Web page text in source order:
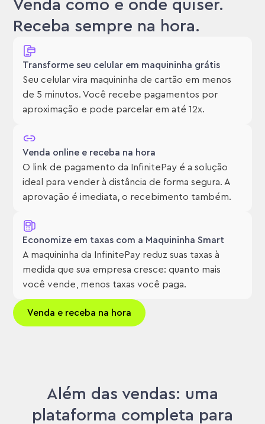
Venda como e onde quiser.
Receba sempre na hora.
Transforme seu celular em maquininha grátis
Seu celular vira maquininha de cartão em menos
de 5 minutos. Você recebe pagamentos por
aproximação e pode parcelar em até 12x.
Venda online e receba na hora
O link de pagamento da InfinitePay é a solução
ideal para vender à distância de forma segura. A
aprovação é imediata, o recebimento também.
Economize em taxas com a Maquininha Smart
A maquininha da InfinitePay reduz suas taxas à
medida que sua empresa cresce: quanto mais
você vende, menos taxas você paga.
Venda e receba na hora
Além das vendas: uma
plataforma completa para